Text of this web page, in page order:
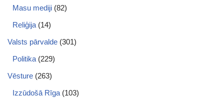
Masu mediji (82)
Reliģija (14)
Valsts pārvalde (301)
Politika (229)
Vēsture (263)
Izzūdošā Rīga (103)